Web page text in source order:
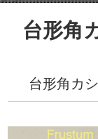
台形角
台形角カ